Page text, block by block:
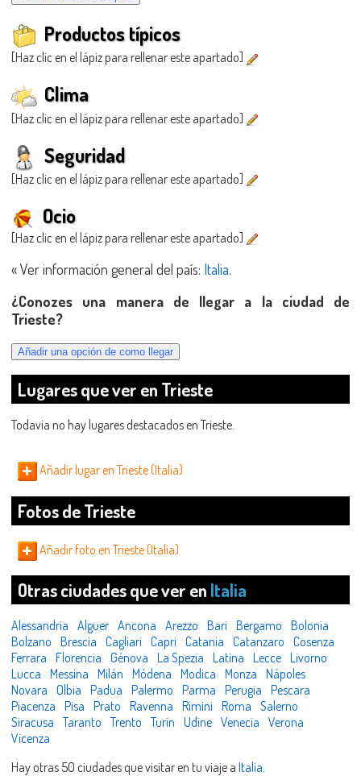
Productos típicos
[Haz clic en el lápiz para rellenar este apartado]
Clima
[Haz clic en el lápiz para rellenar este apartado]
Seguridad
[Haz clic en el lápiz para rellenar este apartado]
Ocio
[Haz clic en el lápiz para rellenar este apartado]
« Ver información general del país: Italia.
¿Conozes una manera de llegar a la ciudad de
Trieste?
Lugares que ver en Trieste
Todavia no hay lugares destacados en Trieste.
Añadir lugar en Trieste (Italia)
Fotos de Trieste
Añadir foto en Trieste (Italia)
Otras ciudades que ver en Italia
Alessandria Alguer Ancona Arezzo Bari Bergamo Bolonia
Bolzano Brescia Cagliari Capri Catania Catanzaro Cosenza
Ferrara Florencia Génova La Spezia Latina Lecce Livorno
Lucca Messina Milán Módena Modica Monza Nápoles
Novara Olbia Padua Palermo Parma Perugia Pescara
Piacenza Pisa Prato Ravenna Rimini Roma Salerno
Siracusa Taranto Trento Turín Udine Venecia Verona
Vicenza
Hay otras 50 ciudades que visitar en tu viaje a Italia.